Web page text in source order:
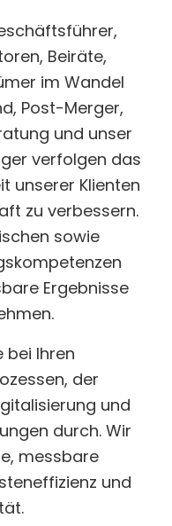
Beiräte,
im Wandel
Post-Merger,
und unser
verfolgen das
unserer Klienten
zu verbessern.
sowie
Ergebnisse
bei Ihren
der
und
durch. Wir
messbare
und